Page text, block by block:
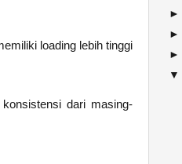
loading lebih tinggi
dari masing-
►
►
►
▼